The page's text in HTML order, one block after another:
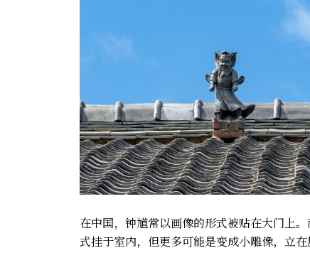
在中国，钟馗常以画像的形式被贴在大门上
式挂于室内，但更多可能是变成小雕像，立在